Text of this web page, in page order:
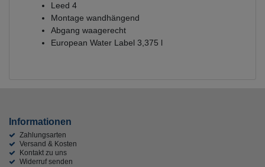
Leed 4
Montage wandhängend
Abgang waagerecht
European Water Label 3,375 l
Informationen
Zahlungsarten
Versand & Kosten
Kontakt zu uns
Widerruf senden